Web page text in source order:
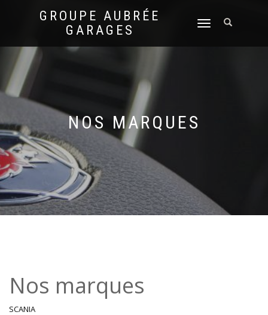
GROUPE AUBRÉE
GARAGES
DÉPLIER
NOS MARQUES
Nos marques
SCANIA